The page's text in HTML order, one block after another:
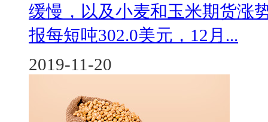
缓慢，以及小麦和玉米期货涨
报每短吨302.0美元，12月...
2019-11-20